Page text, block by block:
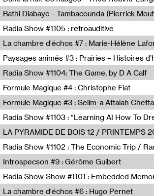
Théo Robine-Langlois,LD Beat
Pierrick Mouton,Bathi Diabaye
Radia Show #1105 : retroauditive
Soundart Radio
La chambre d'échos #7 : Marie-Hélène
Revue Les Chambres,Marie-Hélène Lafon
Anne Simon
Radia Show #1104: The Game, by D A Calf
Radio One NZ
Formule Magique #4 : Christophe Fiat
Nathalie Lacroix
Nathalie Lacroix,Selim-a Attalah Chettaoui
Radio Campus Bruxelles
Sammy Stein
Radio Grenouille
Introspecson #9 : Gérôme Guibert
Pierre Henry,Gérôme Guibert
Jimmy Peggie,radioart106
La chambre d'échos #6 : Hugo Pernet